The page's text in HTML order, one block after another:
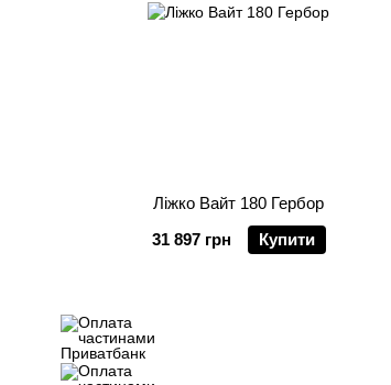
Ліжко Вайт 180 Гербор
31 897 грн
Купити